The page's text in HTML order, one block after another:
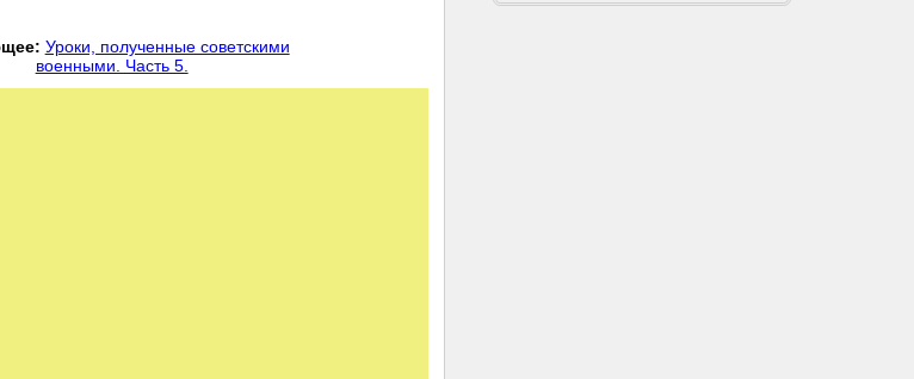
Уроки, полученные советскими
военными. Часть 5.